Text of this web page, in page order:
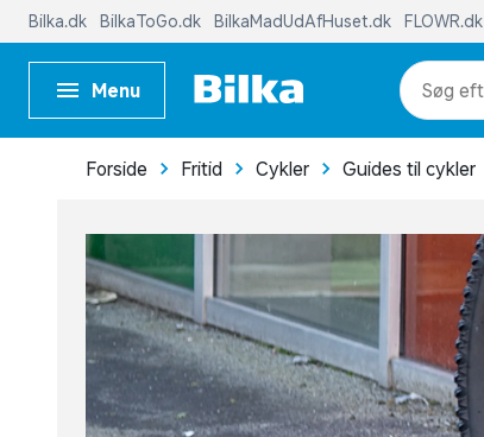
Bilka.dk BilkaToGo.dk BilkaMadUdAfHuset.dk FLOWR.dk
Menu
Forside Fritid Cykler Guides til cykler